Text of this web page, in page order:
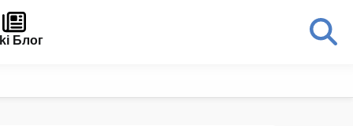
Блог